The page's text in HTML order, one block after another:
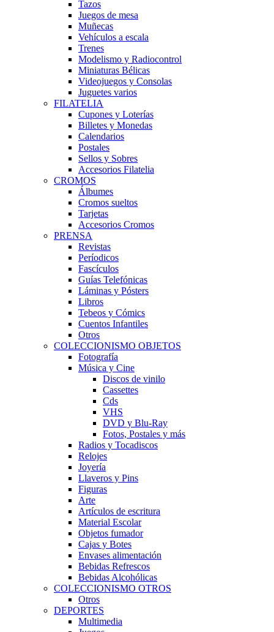
Tazos
Juegos de mesa
Muñecas
Vehículos a escala
Trenes
Modelismo y Radiocontrol
Miniaturas Bélicas
Videojuegos y Consolas
Juguetes varios
FILATELIA
Cupones y Loterías
Billetes y Monedas
Calendarios
Postales
Sellos y Sobres
Accesorios Filatelia
CROMOS
Álbumes
Cromos sueltos
Tarjetas
Accesorios Cromos
PRENSA
Revistas
Períodicos
Fascículos
Guías Telefónicas
Láminas y Pósters
Libros
Tebeos y Cómics
Cuentos Infantiles
Otros
COLECCIONISMO OBJETOS
Fotografía
Música y Cine
Discos de vinilo
Cassettes
Cds
VHS
DVD y Blu-Ray
Fotos, Postales y más
Radios y Tocadiscos
Relojes
Joyería
Llaveros y Pins
Figuras
Arte
Artículos de escritura
Material Escolar
Objetos fumador
Cajas y Botes
Envases alimentación
Bebidas Refrescos
Bebidas Alcohólicas
COLECCIONISMO OTROS
Otros
DEPORTES
Multimedia